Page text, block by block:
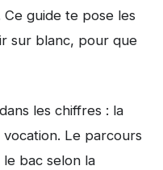
guide te pose les
sur blanc, pour que
les chiffres : la
Le parcours
bac selon la